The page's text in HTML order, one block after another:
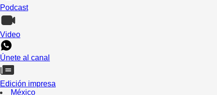
Podcast
Video
Únete al canal
Edición impresa
México